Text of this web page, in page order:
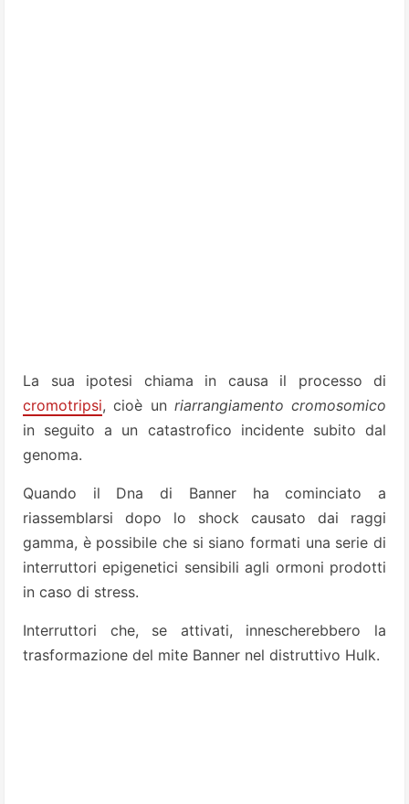
La sua ipotesi chiama in causa il processo di
cromotripsi, cioè un riarrangiamento cromosomico
in seguito a un catastrofico incidente subito dal
genoma.
Quando il Dna di Banner ha cominciato a
riassemblarsi dopo lo shock causato dai raggi
gamma, è possibile che si siano formati una serie di
interruttori epigenetici sensibili agli ormoni prodotti
in caso di stress.
Interruttori che, se attivati, innescherebbero la
trasformazione del mite Banner nel distruttivo Hulk.